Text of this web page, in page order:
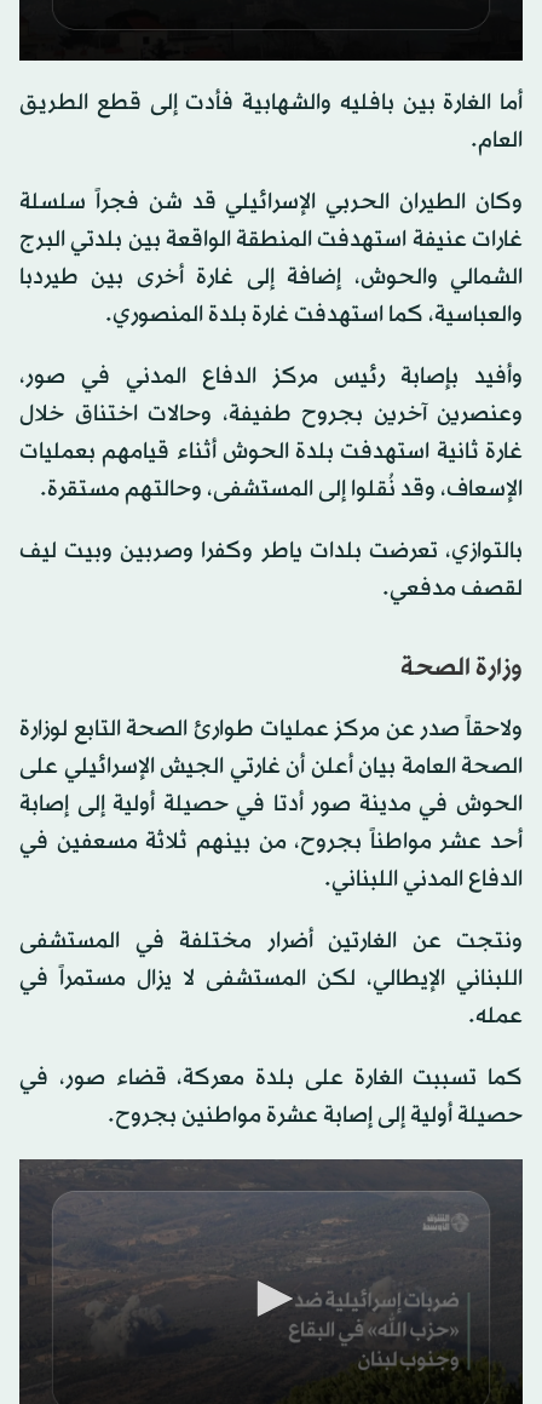
seconds
of
أما الغارة بين بافليه والشهابية فأدت إلى قطع الطريق
العام.
وكان الطيران الحربي الإسرائيلي قد شن فجراً سلسلة
غارات عنيفة استهدفت المنطقة الواقعة بين بلدتي البرج
الشمالي والحوش، إضافة إلى غارة أخرى بين طيردبا
والعباسية، كما استهدفت غارة بلدة المنصوري.
وأفيد بإصابة رئيس مركز الدفاع المدني في صور،
وعنصرين آخرين بجروح طفيفة، وحالات اختناق خلال
غارة ثانية استهدفت بلدة الحوش أثناء قيامهم بعمليات
الإسعاف، وقد نُقلوا إلى المستشفى، وحالتهم مستقرة.
بالتوازي، تعرضت بلدات ياطر وكفرا وصربين وبيت ليف
لقصف مدفعي.
وزارة الصحة
ولاحقاً صدر عن مركز عمليات طوارئ الصحة التابع لوزارة
الصحة العامة بيان أعلن أن غارتي الجيش الإسرائيلي على
الحوش في مدينة صور أدتا في حصيلة أولية إلى إصابة
أحد عشر مواطناً بجروح، من بينهم ثلاثة مسعفين في
الدفاع المدني اللبناني.
ونتجت عن الغارتين أضرار مختلفة في المستشفى
اللبناني الإيطالي، لكن المستشفى لا يزال مستمراً في
عمله.
كما تسببت الغارة على بلدة معركة، قضاء صور، في
حصيلة أولية إلى إصابة عشرة مواطنين بجروح.